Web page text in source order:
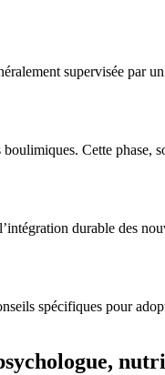
supervisée par
Cette phase,
durable des
spécifiques pour